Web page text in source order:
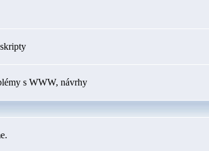
s WWW, návrhy